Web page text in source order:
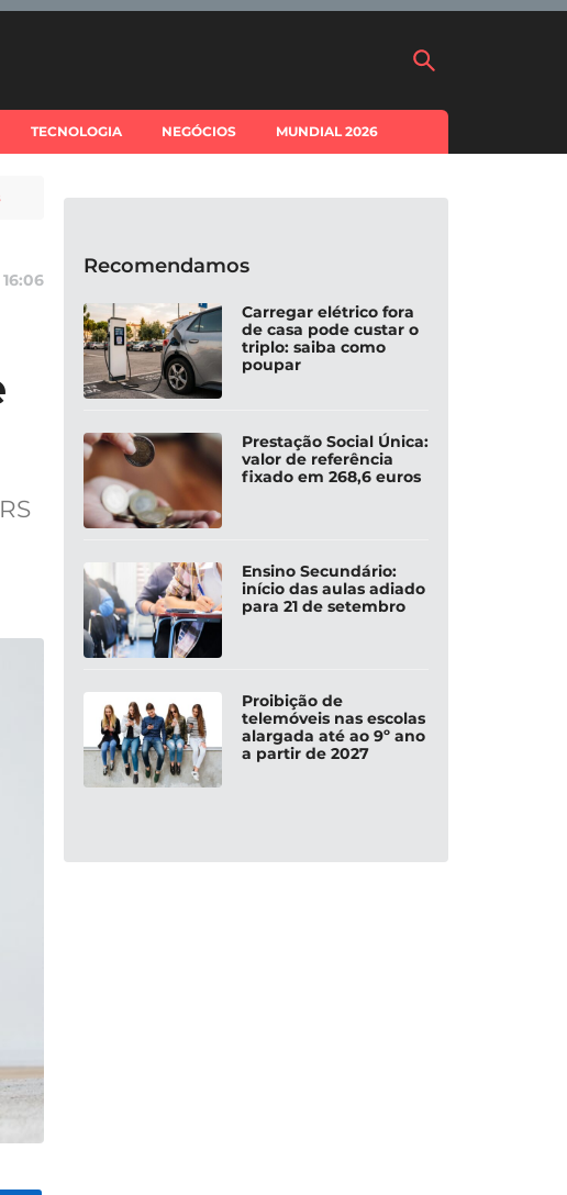
TECNOLOGIA NEGÓCIOS MUNDIAL 2026
Recomendamos
Carregar elétrico fora
de casa pode custar o
triplo: saiba como
poupar
Prestação Social Única:
valor de referência
fixado em 268,6 euros
Ensino Secundário:
início das aulas adiado
para 21 de setembro
Proibição de
telemóveis nas escolas
alargada até ao 9º ano
a partir de 2027